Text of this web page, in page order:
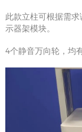
此款立柱可根据需
示器架模块。
4个静音万向轮，均